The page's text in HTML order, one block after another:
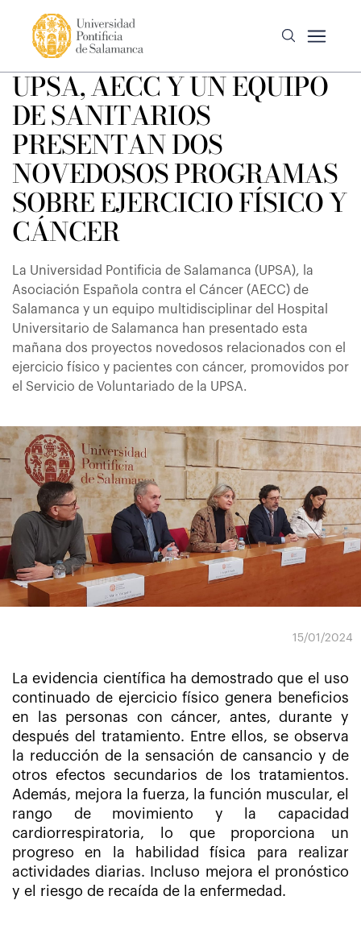
UPSA, AECC Y UN EQUIPO
DE SANITARIOS
PRESENTAN DOS
NOVEDOSOS PROGRAMAS
SOBRE EJERCICIO FÍSICO Y
CÁNCER
La Universidad Pontificia de Salamanca (UPSA), la
Asociación Española contra el Cáncer (AECC) de
Salamanca y un equipo multidisciplinar del Hospital
Universitario de Salamanca han presentado esta
mañana dos proyectos novedosos relacionados con el
ejercicio físico y pacientes con cáncer, promovidos por
el Servicio de Voluntariado de la UPSA.
15/01/2024
La evidencia científica ha demostrado que el uso
continuado de ejercicio físico genera beneficios
en las personas con cáncer, antes, durante y
después del tratamiento. Entre ellos, se observa
la reducción de la sensación de cansancio y de
otros efectos secundarios de los tratamientos.
Además, mejora la fuerza, la función muscular, el
rango de movimiento y la capacidad
cardiorrespiratoria, lo que proporciona un
progreso en la habilidad física para realizar
actividades diarias. Incluso mejora el pronóstico
y el riesgo de recaída de la enfermedad.